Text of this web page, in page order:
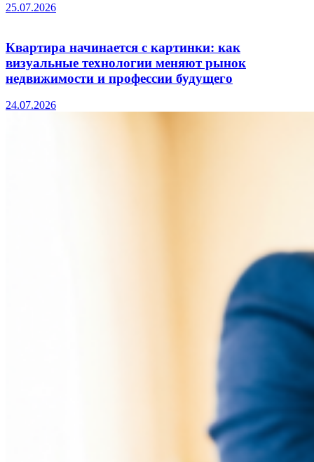
25.07.2026
Квартира начинается с картинки: как
визуальные технологии меняют рынок
недвижимости и профессии будущего
24.07.2026